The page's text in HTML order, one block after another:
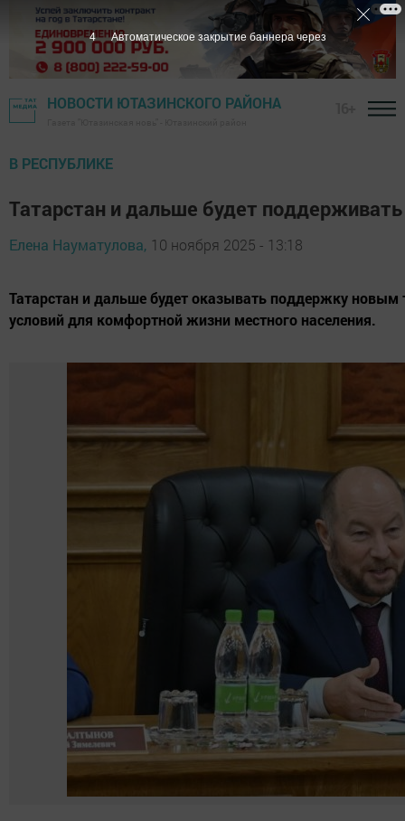
НОВОСТИ ЮТАЗИНСКОГО РАЙОНА
В РЕСПУБЛИКЕ
Татарстан и дальше будет
Елена Науматулова, 10 ноября 2025 - 13:18
Татарстан и дальше будет оказывать поддержку
условий для комфортной жизни местного населения.
2 Автоматическое закрытие баннера через